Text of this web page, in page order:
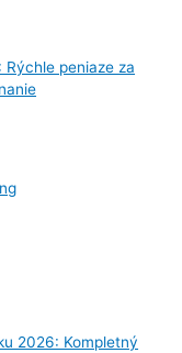
peniaze za
2026: Kompletný